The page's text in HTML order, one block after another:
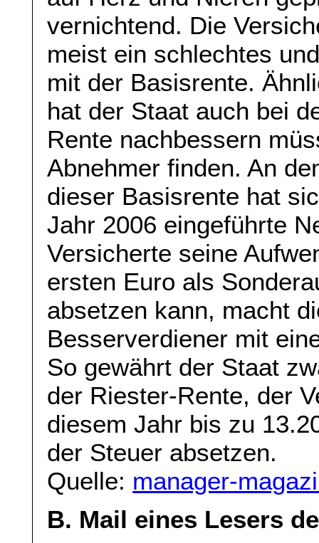
vernichtend. Die
meist ein schlechtes
mit der Basisrente.
hat der Staat auch bei
Rente nachbessern
Abnehmer finden. An
dieser Basisrente hat
Jahr 2006 eingeführte
Versicherte seine
ersten Euro als
absetzen kann, macht
Besserverdiener mit
So gewährt der Staat
der Riester-Rente, der
diesem Jahr bis zu
der Steuer absetzen.
Quelle: manager-
B. Mail eines Lesers